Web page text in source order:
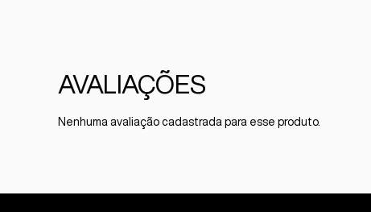
Nenhuma avaliação cadastrada para esse produto.